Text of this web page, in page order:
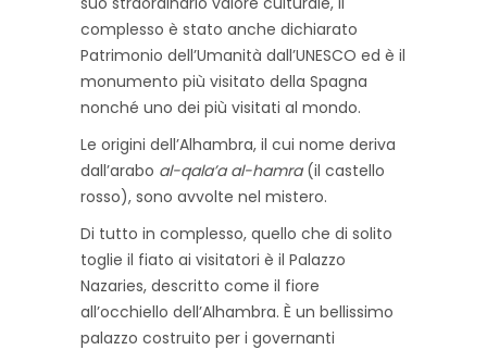
complesso è stato anche dichiarato
Patrimonio dell’Umanità dall’UNESCO ed è il
monumento più visitato della Spagna
nonché uno dei più visitati al mondo.
Le origini dell’Alhambra, il cui nome deriva
dall’arabo al-qala’a al-hamra(il castello
rosso), sono avvolte nel mistero.
Di tutto in complesso, quello che di solito
toglie il fiato ai visitatori è il Palazzo
Nazaries, descritto come il fiore
all’occhiello dell’Alhambra. È un bellissimo
palazzo costruito per i governanti